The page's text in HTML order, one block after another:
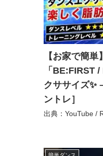
【お家で簡
「BE:FIRST
クササイズ✨
ントレ］
出典：YouTube /